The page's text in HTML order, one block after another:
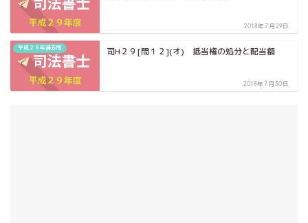
2018年7月29日
平成２９年過去問 司H２９[問１２](オ) 抵当権の処分と配当額
2018年7月30日